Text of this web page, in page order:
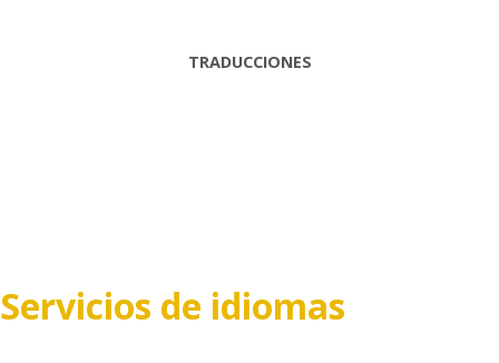
TRADUCCIONES
Servicios de idiomas